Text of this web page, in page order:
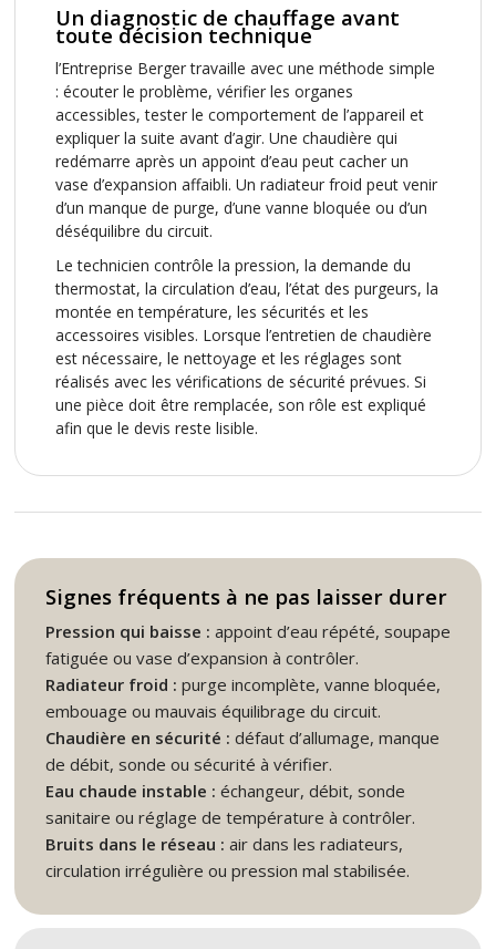
Un diagnostic de chauffage avant
toute décision technique
l’Entreprise Berger travaille avec une méthode simple
: écouter le problème, vérifier les organes
accessibles, tester le comportement de l’appareil et
expliquer la suite avant d’agir. Une chaudière qui
redémarre après un appoint d’eau peut cacher un
vase d’expansion affaibli. Un radiateur froid peut venir
d’un manque de purge, d’une vanne bloquée ou d’un
déséquilibre du circuit.
Le technicien contrôle la pression, la demande du
thermostat, la circulation d’eau, l’état des purgeurs, la
montée en température, les sécurités et les
accessoires visibles. Lorsque l’entretien de chaudière
est nécessaire, le nettoyage et les réglages sont
réalisés avec les vérifications de sécurité prévues. Si
une pièce doit être remplacée, son rôle est expliqué
afin que le devis reste lisible.
Signes fréquents à ne pas laisser durer
Pression qui baisse : appoint d’eau répété, soupape
fatiguée ou vase d’expansion à contrôler.
Radiateur froid : purge incomplète, vanne bloquée,
embouage ou mauvais équilibrage du circuit.
Chaudière en sécurité : défaut d’allumage, manque
de débit, sonde ou sécurité à vérifier.
Eau chaude instable : échangeur, débit, sonde
sanitaire ou réglage de température à contrôler.
Bruits dans le réseau : air dans les radiateurs,
circulation irrégulière ou pression mal stabilisée.